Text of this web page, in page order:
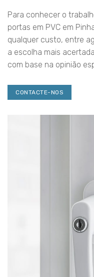
Para conhecer o
portas em PVC em
qualquer custo, entre
a escolha mais
com base na opinião
CONTACTE-NOS